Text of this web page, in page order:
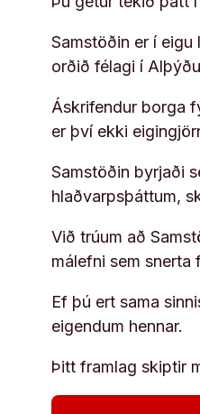
Samstöðin er í
orðið félagi í
Áskrifendur borga
er því ekki
Samstöðin byrjaði
hlaðvarpsþáttum,
Við trúum að
málefni sem snerta
Ef þú ert sama
eigendum hennar.
Þitt framlag skiptir